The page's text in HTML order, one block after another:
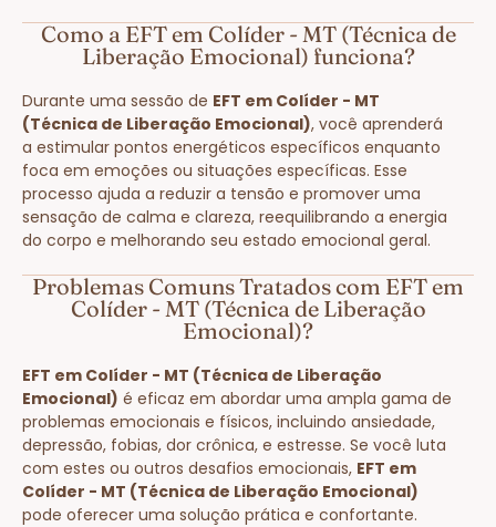
Como a EFT em Colíder - MT (Técnica de
Liberação Emocional) funciona?
Durante uma sessão de EFT em Colíder - MT
(Técnica de Liberação Emocional), você aprenderá
a estimular pontos energéticos específicos enquanto
foca em emoções ou situações específicas. Esse
processo ajuda a reduzir a tensão e promover uma
sensação de calma e clareza, reequilibrando a energia
do corpo e melhorando seu estado emocional geral.
Problemas Comuns Tratados com EFT em
Colíder - MT (Técnica de Liberação
Emocional)?
EFT em Colíder - MT (Técnica de Liberação
Emocional) é eficaz em abordar uma ampla gama de
problemas emocionais e físicos, incluindo ansiedade,
depressão, fobias, dor crônica, e estresse. Se você luta
com estes ou outros desafios emocionais, EFT em
Colíder - MT (Técnica de Liberação Emocional)
pode oferecer uma solução prática e confortante.